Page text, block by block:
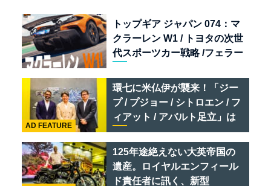
トップギア ジャパン 074：マ
クラーレン W1 / トヨタの次世
代スポーツカー戦略 /フェラー
リオ /ベントレー スーパース
ポーツ
環七に米仏伊が襲来！「ジー
プ / プジョー / シトロエン / フ
ィアット / アバルト足立」は
クルマのセレクトショップで
ある
AD FEATURE
125年途絶えない大英帝国の
遺産。ロイヤルエンフィール
ド責任者に訊く、新型